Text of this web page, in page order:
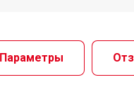
Параметры